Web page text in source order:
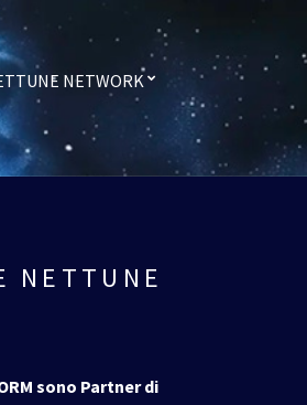
NETWORK
NETTUNE
sono Partner di